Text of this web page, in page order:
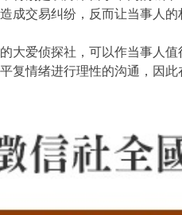
成交易纠纷，反而让当事人
大爱侦探社，可以作当事人
复情绪进行理性的沟通，因